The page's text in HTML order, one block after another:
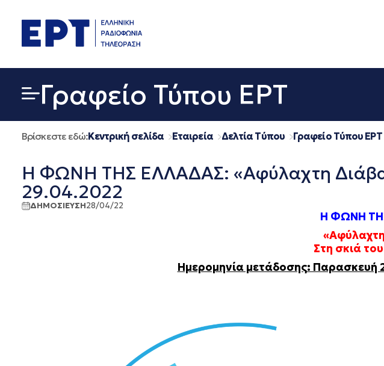
περιεχόμενο
Γραφείο Τύπου ΕΡΤ
Βρίσκεστε εδώ:Κεντρική σελίδα Εταιρεία Δελτία Τύπου Γραφείο Τύπου ΕΡΤ
Η ΦΩΝΗ ΤΗΣ ΕΛΛΑΔΑΣ: «Αφύλαχτη
29.04.2022
ΔΗΜΟΣΙΕΥΣΗ28/04/22
Η ΦΩΝΗ
Στη σκιά
Ημερομηνία μετάδοσης: Παρασκευή